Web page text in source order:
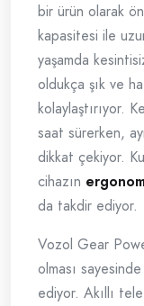
bir ürün olarak
kapasitesi ile
yaşamda
oldukça şık ve
kolaylaştırıyor.
saat sürerken,
dikkat çekiyor.
cihazın
da takdir ediyor.
Vozol Gear
olması
ediyor. Akıllı